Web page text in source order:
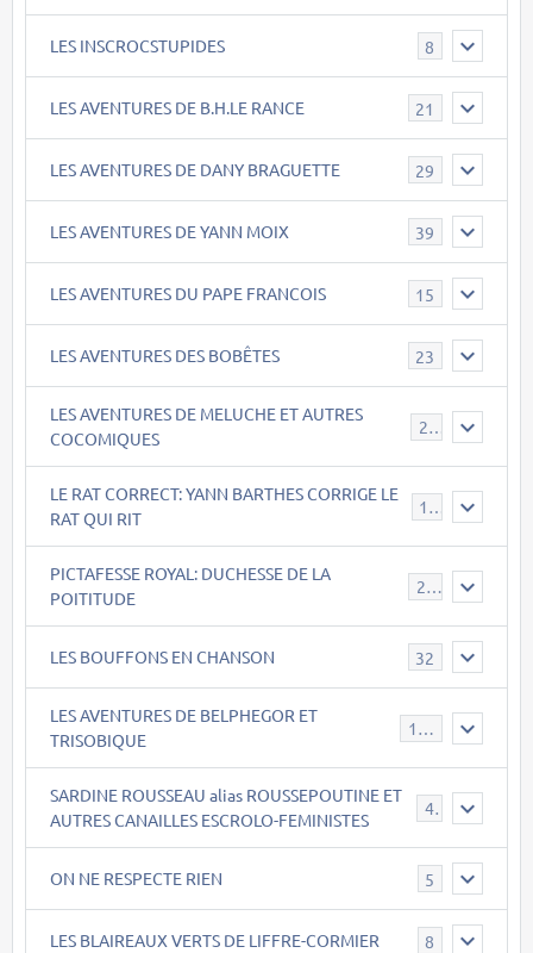
LES INSCROCSTUPIDES 8
LES AVENTURES DE B.H.LE RANCE 21
LES AVENTURES DE DANY BRAGUETTE 29
LES AVENTURES DE YANN MOIX 39
LES AVENTURES DU PAPE FRANCOIS 15
LES AVENTURES DES BOBÊTES 23
LES AVENTURES DE MELUCHE ET AUTRES
COCOMIQUES
22
LE RAT CORRECT: YANN BARTHES CORRIGE LE
RAT QUI RIT
15
PICTAFESSE ROYAL: DUCHESSE DE LA
POITITUDE
23
LES BOUFFONS EN CHANSON 32
LES AVENTURES DE BELPHEGOR ET
TRISOBIQUE
147
SARDINE ROUSSEAU alias ROUSSEPOUTINE ET
AUTRES CANAILLES ESCROLO-FEMINISTES
40
ON NE RESPECTE RIEN 5
LES BLAIREAUX VERTS DE LIFFRE-CORMIER 8